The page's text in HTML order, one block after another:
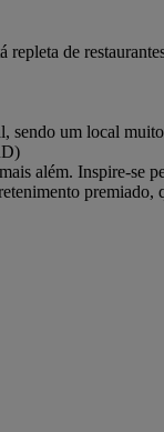
repleta de
sendo um local
além. Inspire-se